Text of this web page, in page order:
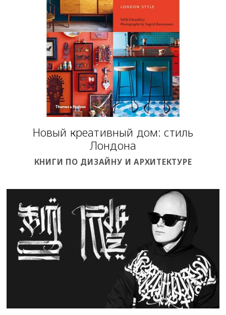
Новый креативный дом: стиль
Лондона
КНИГИ ПО ДИЗАЙНУ И АРХИТЕКТУРЕ